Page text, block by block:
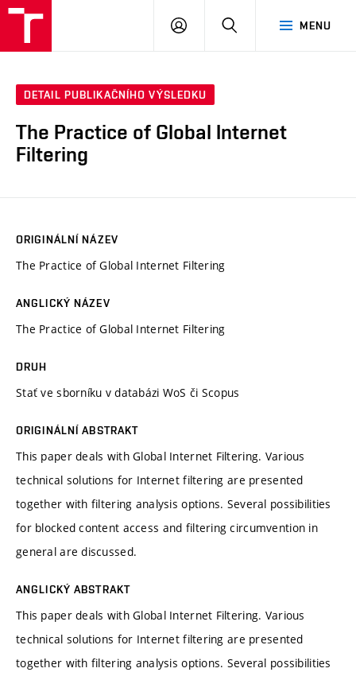
MENU
PŘIHLÁSIT
DETAIL PUBLIKAČNÍHO VÝSLEDKU
The Practice of Global Internet
Filtering
ORIGINÁLNÍ NÁZEV
The Practice of Global Internet Filtering
ANGLICKÝ NÁZEV
The Practice of Global Internet Filtering
DRUH
Stať ve sborníku v databázi WoS či Scopus
ORIGINÁLNÍ ABSTRAKT
This paper deals with Global Internet Filtering. Various
technical solutions for Internet filtering are presented
together with filtering analysis options. Several possibilities
for blocked content access and filtering circumvention in
general are discussed.
ANGLICKÝ ABSTRAKT
This paper deals with Global Internet Filtering. Various
technical solutions for Internet filtering are presented
together with filtering analysis options. Several possibilities